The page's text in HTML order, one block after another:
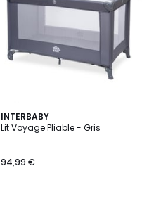
INTERBABY
Lit Voyage Pliable - Gris
94,99 €